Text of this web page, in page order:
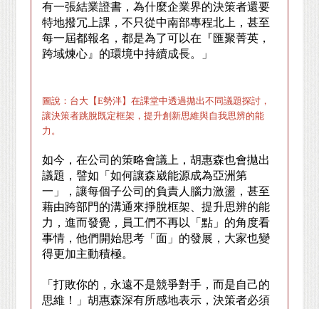
有一張結業證書，為什麼企業界的決策者還要
特地撥冗上課，不只從中南部專程北上，甚至
每一屆都報名，都是為了可以在『匯聚菁英，
跨域煉心』的環境中持續成長。」
圖說：台大【E勢泮】在課堂中透過拋出不同議題探討，
讓決策者跳脫既定框架，提升創新思維與自我思辨的能
力。
如今，在公司的策略會議上，胡惠森也會拋出
議題，譬如「如何讓森崴能源成為亞洲第
一」，讓每個子公司的負責人腦力激盪，甚至
藉由跨部門的溝通來掙脫框架、提升思辨的能
力，進而發覺，員工們不再以「點」的角度看
事情，他們開始思考「面」的發展，大家也變
得更加主動積極。
「打敗你的，永遠不是競爭對手，而是自己的
思維！」胡惠森深有所感地表示，決策者必須